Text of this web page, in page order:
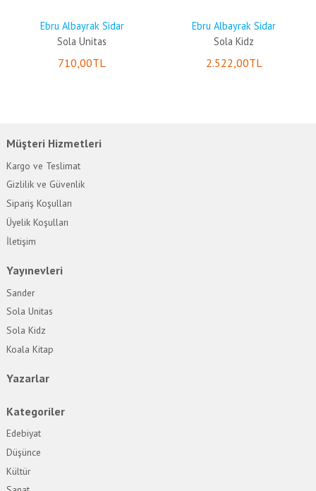
Ebru Albayrak Sidar
Sola Unitas
710 ,00TL
Ebru Albayrak Sidar
Sola Kidz
2.522 ,00TL
Müşteri Hizmetleri
Kargo ve Teslimat
Gizlilik ve Güvenlik
Sipariş Koşulları
Üyelik Koşulları
İletişim
Yayınevleri
Sander
Sola Unitas
Sola Kidz
Koala Kitap
Yazarlar
Kategoriler
Edebiyat
Düşünce
Kültür